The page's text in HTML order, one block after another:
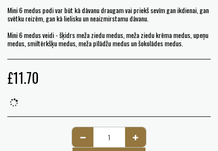
Mini 6 medus podi var būt kā dāvanu draugam vai priekš sevīm gan ikdienai, gan
svētku reizēm, gan kā lielisku un neaizmirstamu dāvanu.
Mini 6 medus veidi - šķidrs meža ziedu medus, meža ziedu krēma medus, upeņu
medus, smiltērkšķu medus, meža pīlādžu medus un šokolādes medus.
£11.70